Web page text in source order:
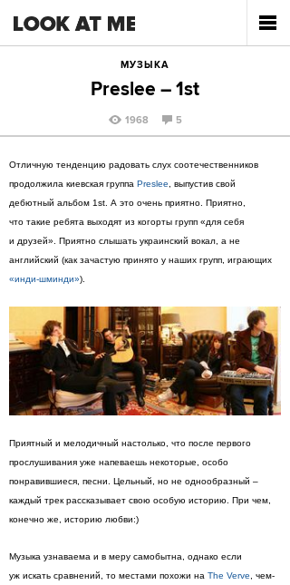
МУЗЫКА
Preslee – 1st
1968 5
Отличную тенденцию радовать слух соотечественников
продолжила киевская группа Preslee , выпустив свой
дебютный альбом 1st. А это очень приятно. Приятно,
что такие ребята выходят из когорты групп «для себя
и друзей». Приятно слышать украинский вокал, а не
английский (как зачастую принято у наших групп, играющих
«инди-шминди»).
Приятный и мелодичный настолько, что после первого
прослушивания уже напеваешь некоторые, особо
понравившиеся, песни. Цельный, но не однообразный –
каждый трек рассказывает свою особую историю. При чем,
конечно же, историю любви:)
Музыка узнаваема и в меру самобытна, однако если
уж искать сравнений, то местами похожи на The Verve , чем-